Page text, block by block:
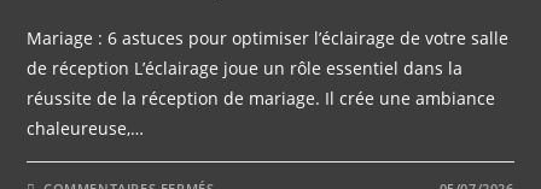
Mariage : 6 astuces pour optimiser l’éclairage de votre salle
de réception L’éclairage joue un rôle essentiel dans la
réussite de la réception de mariage. Il crée une ambiance
chaleureuse,…